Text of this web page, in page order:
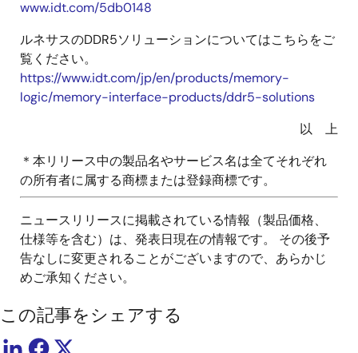
www.idt.com/5db0148
ルネサスのDDR5ソリューションについてはこちらをご
覧ください。
https://www.idt.com/jp/en/products/memory-
logic/memory-interface-products/ddr5-solutions
以 上
＊本リリース中の製品名やサービス名は全てそれぞれ
の所有者に属する商標または登録商標です。
ニュースリリースに掲載されている情報（製品価格、
仕様等を含む）は、発表日現在の情報です。 その後予
告なしに変更されることがございますので、あらかじ
めご承知ください。
この記事をシェアする